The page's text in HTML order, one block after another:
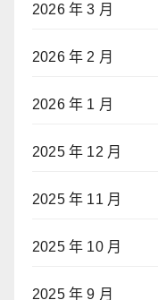
2026 年 3 月
2026 年 2 月
2026 年 1 月
2025 年 12 月
2025 年 11 月
2025 年 10 月
2025 年 9 月